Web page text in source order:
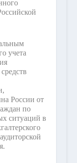
учета
России от
по
ситуаций в